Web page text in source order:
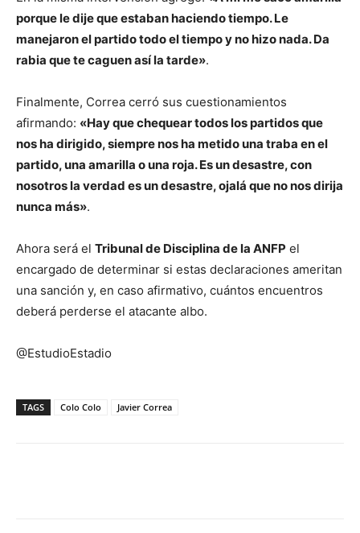
porque le dije que estaban haciendo tiempo. Le
manejaron el partido todo el tiempo y no hizo nada. Da
rabia que te caguen así la tarde».
Finalmente, Correa cerró sus cuestionamientos
afirmando: «Hay que chequear todos los partidos que
nos ha dirigido, siempre nos ha metido una traba en el
partido, una amarilla o una roja. Es un desastre, con
nosotros la verdad es un desastre, ojalá que no nos dirija
nunca más».
Ahora será el Tribunal de Disciplina de la ANFP el
encargado de determinar si estas declaraciones ameritan
una sanción y, en caso afirmativo, cuántos encuentros
deberá perderse el atacante albo.
@EstudioEstadio
TAGS Colo Colo Javier Correa